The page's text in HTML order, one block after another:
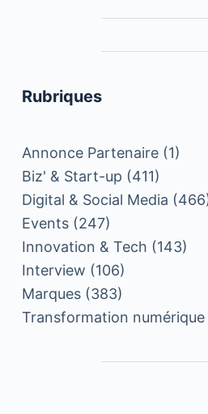
Rubriques
Annonce Partenaire(1)
Biz' & Start-up (411)
Digital & Social Media
Events(247)
Innovation & Tech (143)
Interview (106)
Marques(383)
Transformation numérique